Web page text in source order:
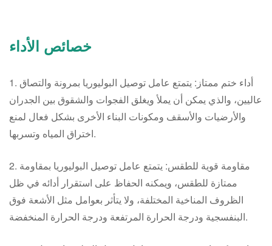
خصائص الأداء
1. أداء ختم ممتاز: يتمتع عامل توصيل البوليوريا بمرونة والتصاق
عاليين، والذي يمكن أن يملأ ويغلق الفجوات والشقوق بين الجدران
والأرضيات والأسقف ومكونات البناء الأخرى بشكل فعال لمنع
اختراق المياه وتسربها.
2. مقاومة قوية للطقس: يتمتع عامل توصيل البوليوريا بمقاومة
ممتازة للطقس، ويمكنه الحفاظ على استقرار أدائه في ظل
الظروف المناخية المختلفة، ولا يتأثر بعوامل مثل الأشعة فوق
البنفسجية ودرجة الحرارة المرتفعة ودرجة الحرارة المنخفضة.